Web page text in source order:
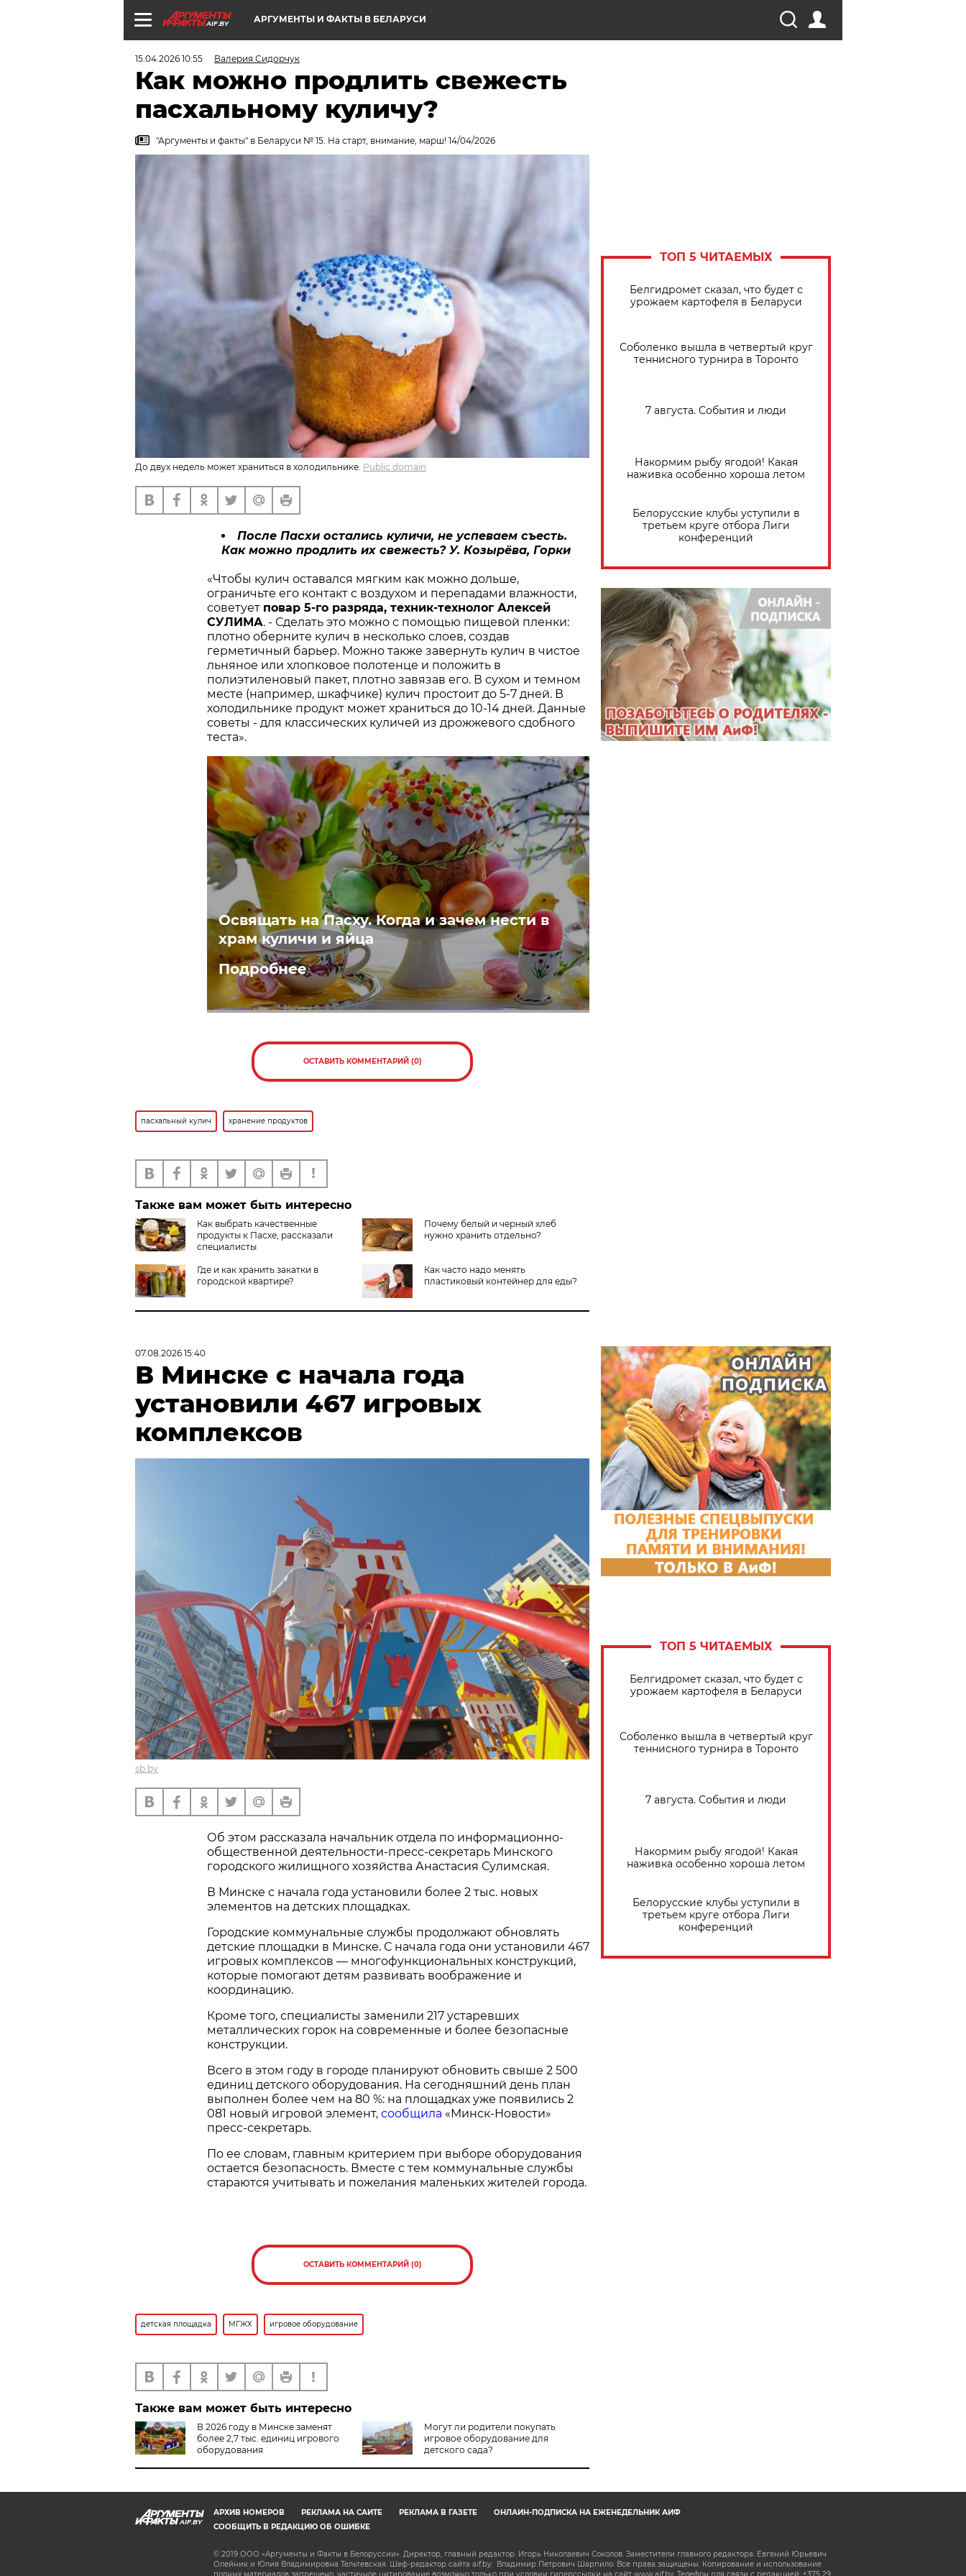
AIF.BY АРГУМЕНТЫ И ФАКТЫ В БЕЛАРУСИ
15.04.2026 10:55 Валерия Сидорчук
Как можно продлить свежесть
пасхальному куличу?
"Аргументы и факты" в Беларуси № 15. На старт, внимание, марш! 14/04/2026
До двух недель может храниться в холодильнике. Public domain
После Пасхи остались куличи, не успеваем съесть.
Как можно продлить их свежесть? У. Козырёва, Горки
«Чтобы кулич оставался мягким как можно дольше,
ограничьте его контакт с воздухом и перепадами влажности,
советует повар 5-го разряда, техник-технолог Алексей
СУЛИМА. - Сделать это можно с помощью пищевой пленки:
плотно оберните кулич в несколько слоев, создав
герметичный барьер. Можно также завернуть кулич в чистое
льняное или хлопковое полотенце и положить в
полиэтиленовый пакет, плотно завязав его. В сухом и темном
месте (например, шкафчике) кулич простоит до 5-7 дней. В
холодильнике продукт может храниться до 10-14 дней. Данные
советы - для классических куличей из дрожжевого сдобного
теста».
Освящать на Пасху. Когда и зачем нести в
храм куличи и яйца
Подробнее
ОСТАВИТЬ КОММЕНТАРИЙ (0)
пасхальный кулич хранение продуктов
Также вам может быть интересно
Как выбрать качественные
продукты к Пасхе, рассказали
специалисты
Почему белый и черный хлеб
нужно хранить отдельно?
Где и как хранить закатки в
городской квартире?
Как часто надо менять
пластиковый контейнер для еды?
ТОП 5 ЧИТАЕМЫХ
Белгидромет сказал, что будет с
урожаем картофеля в Беларуси
Соболенко вышла в четвертый круг
теннисного турнира в Торонто
7 августа. События и люди
Накормим рыбу ягодой! Какая
наживка особенно хороша летом
Белорусские клубы уступили в
третьем круге отбора Лиги
конференций
07.08.2026 15:40
В Минске с начала года
установили 467 игровых
комплексов
sb.by
Об этом рассказала начальник отдела по информационно-
общественной деятельности-пресс-секретарь Минского
городского жилищного хозяйства Анастасия Сулимская.
В Минске с начала года установили более 2 тыс. новых
элементов на детских площадках.
Городские коммунальные службы продолжают обновлять
детские площадки в Минске. С начала года они установили 467
игровых комплексов — многофункциональных конструкций,
которые помогают детям развивать воображение и
координацию.
Кроме того, специалисты заменили 217 устаревших
металлических горок на современные и более безопасные
конструкции.
Всего в этом году в городе планируют обновить свыше 2 500
единиц детского оборудования. На сегодняшний день план
выполнен более чем на 80 %: на площадках уже появились 2
081 новый игровой элемент, сообщила «Минск-Новости»
пресс-секретарь.
По ее словам, главным критерием при выборе оборудования
остается безопасность. Вместе с тем коммунальные службы
стараются учитывать и пожелания маленьких жителей города.
ОСТАВИТЬ КОММЕНТАРИЙ (0)
детская площадка МГЖХ игровое оборудование
Также вам может быть интересно
В 2026 году в Минске заменят
более 2,7 тыс. единиц игрового
оборудования
Могут ли родители покупать
игровое оборудование для
детского сада?
ТОП 5 ЧИТАЕМЫХ
Белгидромет сказал, что будет с
урожаем картофеля в Беларуси
Соболенко вышла в четвертый круг
теннисного турнира в Торонто
7 августа. События и люди
Накормим рыбу ягодой! Какая
наживка особенно хороша летом
Белорусские клубы уступили в
третьем круге отбора Лиги
конференций
AIF.BY
АРХИВ НОМЕРОВ РЕКЛАМА НА САЙТЕ РЕКЛАМА В ГАЗЕТЕ
ОНЛАЙН-ПОДПИСКА НА ЕЖЕНЕДЕЛЬНИК АИФ
СООБЩИТЬ В РЕДАКЦИЮ ОБ ОШИБКЕ
© 2019 ООО «Аргументы и Факты в Белоруссии». Директор, главный редактор: Игорь Николаевич Соколов. Заместители главного редактора: Евгений Юрьевич
Олейник и Юлия Владимировна Тельтевская. Шеф-редактор сайта aif.by: Владимир Петрович Шарпило. Все права защищены. Копирование и использование